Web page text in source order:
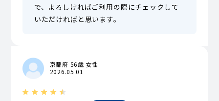
で、よろしければご利用の際にチェックして
いただければと思います。
京都府 56歳 女性
2026.05.01